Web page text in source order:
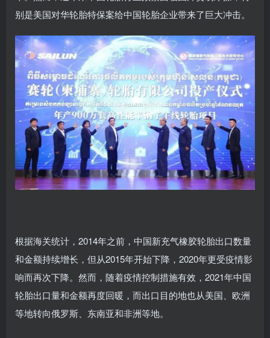
别是美国对华轮胎特保案给中国轮胎企业带来了巨大冲击。
根据海关统计，2014年之前，中国新充气橡胶轮胎出口数量
和金额持续增长，但从2015年开始下降，2020年更受疫情影
响而再次下降。然而，随着疫情控制措施有效，2021年中国
轮胎出口量和金额再度回暖，而出口目的地也从美国、欧洲
等地转向俄罗斯、东南亚和非洲等地。